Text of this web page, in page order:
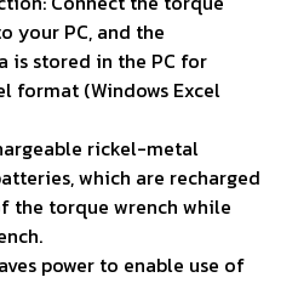
your PC, and the
is stored in the PC for
format (Windows Excel
rickel-metal
which are recharged
the torque wrench while
power to enable use of